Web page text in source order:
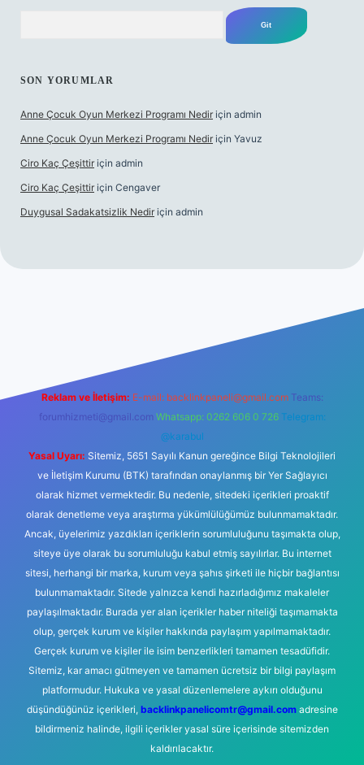
SON YORUMLAR
Anne Çocuk Oyun Merkezi Programı Nedir için admin
Anne Çocuk Oyun Merkezi Programı Nedir için Yavuz
Ciro Kaç Çeşittir için admin
Ciro Kaç Çeşittir için Cengaver
Duygusal Sadakatsizlik Nedir için admin
elexbetgiris.org
Reklam ve İletişim: E-mail: backlinkpaneli@gmail.com Teams:
forumhizmeti@gmail.com Whatsapp: 0262 606 0 726 Telegram:
@karabul
Yasal Uyarı: Sitemiz, 5651 Sayılı Kanun gereğince Bilgi Teknolojileri
ve İletişim Kurumu (BTK) tarafından onaylanmış bir Yer Sağlayıcı
olarak hizmet vermektedir. Bu nedenle, sitedeki içerikleri proaktif
olarak denetleme veya araştırma yükümlülüğümüz bulunmamaktadır.
Ancak, üyelerimiz yazdıkları içeriklerin sorumluluğunu taşımakta olup,
siteye üye olarak bu sorumluluğu kabul etmiş sayılırlar. Bu internet
sitesi, herhangi bir marka, kurum veya şahıs şirketi ile hiçbir bağlantısı
bulunmamaktadır. Sitede yalnızca kendi hazırladığımız makaleler
paylaşılmaktadır. Burada yer alan içerikler haber niteliği taşımamakta
olup, gerçek kurum ve kişiler hakkında paylaşım yapılmamaktadır.
Gerçek kurum ve kişiler ile isim benzerlikleri tamamen tesadüfidir.
Sitemiz, kar amacı gütmeyen ve tamamen ücretsiz bir bilgi paylaşım
platformudur. Hukuka ve yasal düzenlemelere aykırı olduğunu
düşündüğünüz içerikleri, backlinkpanelicomtr@gmail.comadresine
bildirmeniz halinde, ilgili içerikler yasal süre içerisinde sitemizden
kaldırılacaktır.